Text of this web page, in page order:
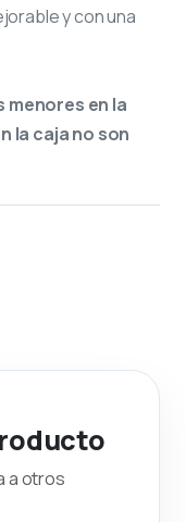
y con una
menores en la
la caja no son
a otros